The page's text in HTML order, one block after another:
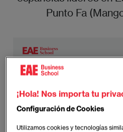
Punto Fa
¡Hola! Nos importa tu
Configuración de Cookies
Utilizamos cookies y tecnologías